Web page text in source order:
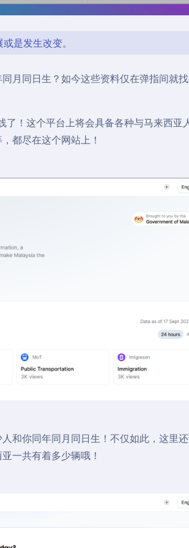
是发生改变。
月同日生？如今这些资料仅在弹指间就
！这个平台上将会具备各种与马来西亚
都尽在这个网站上！
和你同年同月同日生！不仅如此，这里
一共有着多少辆哦！